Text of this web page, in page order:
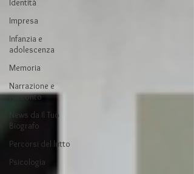
Identità
Impresa
Infanzia e
adolescenza
Memoria
Narrazione e
racconto
News da Il Tuo
Biografo
Percorsi del lutto
Psicologia